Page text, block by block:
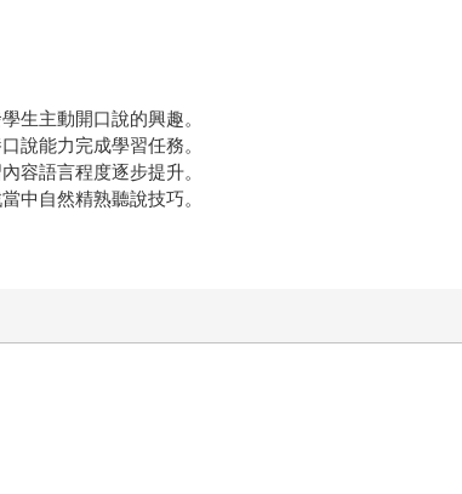
生主動開口說的興趣。
說能力完成學習任務。
容語言程度逐步提升。
中自然精熟聽說技巧。